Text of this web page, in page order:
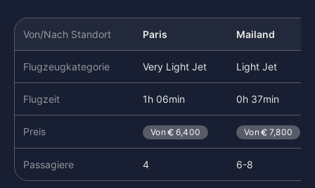
Von/Nach Standort Paris Mailand
Flugzeugkategorie Very Light Jet Light Jet
Flugzeit 1h 06min 0h 37min
Preis Von 6,400 Von 7,800
Passagiere 4 6-8